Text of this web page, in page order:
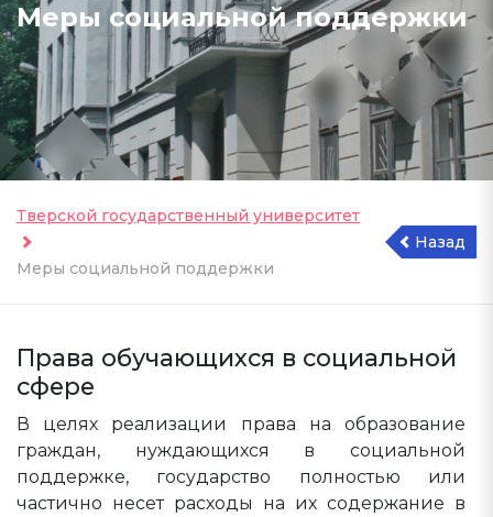
Меры социальной поддержки
Тверской государственный университет
Меры социальной поддержки
Назад
Права обучающихся в социальной
сфере
В целях реализации права на образование
граждан, нуждающихся в социальной
поддержке, государство полностью или
частично несет расходы на их содержание в